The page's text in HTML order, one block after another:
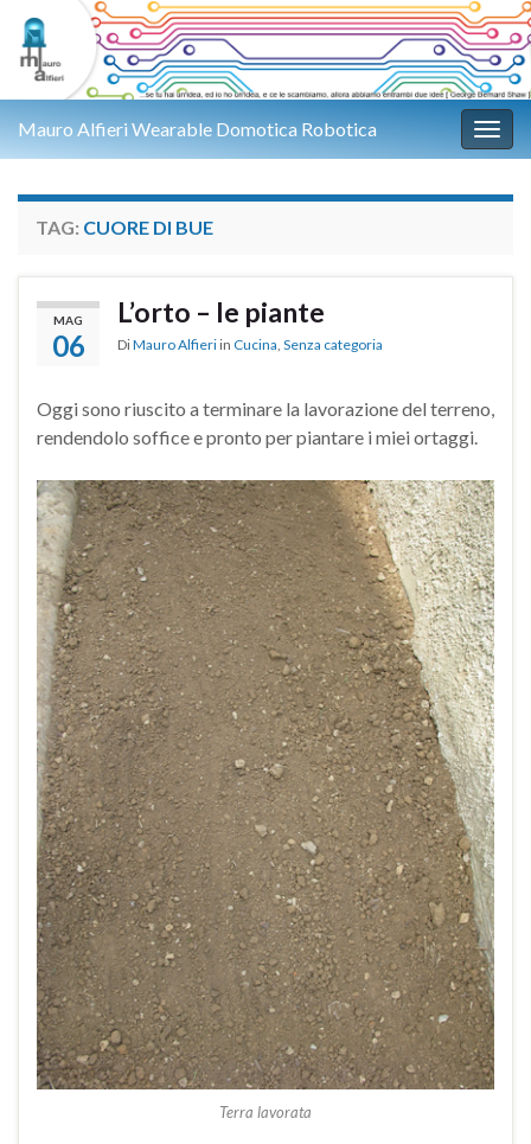
Mauro Alfieri Wearable Domotica Robotica
TAG: CUORE DI BUE
MAG
06
L’orto – le piante
DiMauro Alfieri in Cucina, Senza categoria
Oggi sono riuscito a terminare la lavorazione del terreno,
rendendolo soffice e pronto per piantare i miei ortaggi.
Terra lavorata